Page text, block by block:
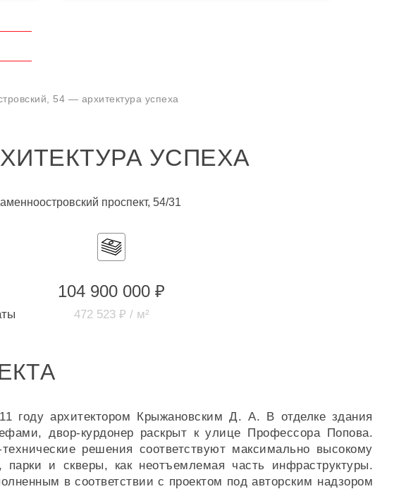
54 — архитектура успеха
УСПЕХА
проспект, 54/31
104 900 000 ₽
472 523 ₽ / м²
архитектором Крыжановским Д. А. В отделке здания
двор-курдонер раскрыт к улице Профессора Попова.
решения соответствуют максимально высокому
и скверы, как неотъемлемая часть инфраструктуры.
в соответствии с проектом под авторским надзором